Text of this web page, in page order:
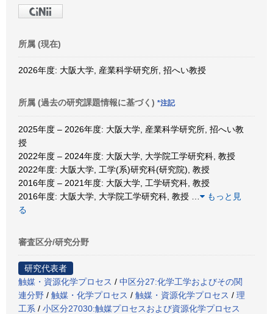
所属 (現在)
2026年度: 大阪大学, 産業科学研究所, 招へい教授
所属 (過去の研究課題情報に基づく) *注記
2025年度 – 2026年度: 大阪大学, 産業科学研究所, 招へい教
授
2022年度 – 2024年度: 大阪大学, 大学院工学研究科, 教授
2022年度: 大阪大学, 工学(系)研究科(研究院), 教授
2016年度 – 2021年度: 大阪大学, 工学研究科, 教授
2016年度: 大阪大学, 大学院工学研究科, 教授
もっと見
る
審査区分/研究分野
研究代表者
触媒・資源化学プロセス / 中区分27:化学工学およびその関
連分野 / 触媒・化学プロセス / 触媒・資源化学プロセス / 理
工系 / 小区分27030:触媒プロセスおよび資源化学プロセス